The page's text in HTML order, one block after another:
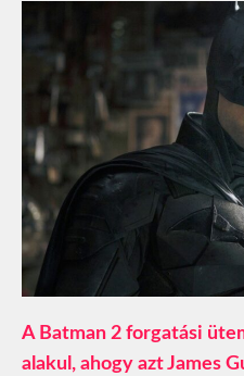
A Batman 2 forgatási
alakul, ahogy azt James